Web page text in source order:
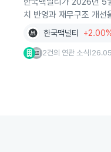
치 반영과 재무구조 개선
한국맥널티
2건의 연관 소식